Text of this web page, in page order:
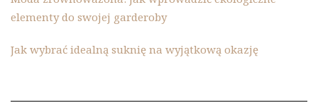
elementy do swojej garderoby
Jak wybrać idealną suknię na wyjątkową okazję